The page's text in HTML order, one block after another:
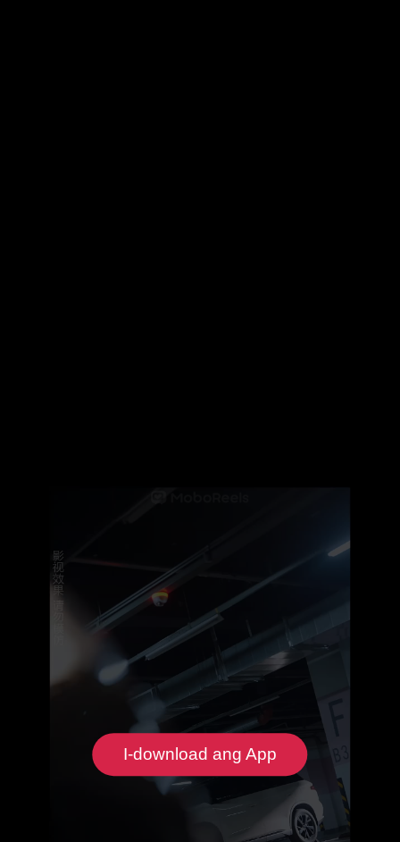
I-download ang App